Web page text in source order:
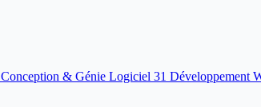
Conception & Génie Logiciel 31 Développement